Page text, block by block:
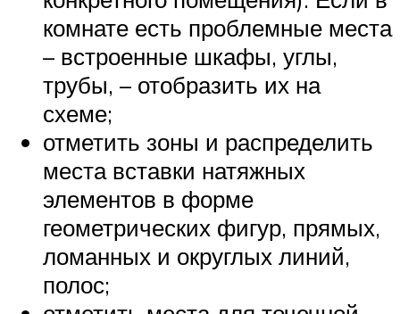
комнате есть проблемные места
– встроенные шкафы, углы,
трубы, – отобразить их на
схеме;
отметить зоны и распределить
места вставки натяжных
элементов в форме
геометрических фигур, прямых,
ломанных и округлых линий,
полос;